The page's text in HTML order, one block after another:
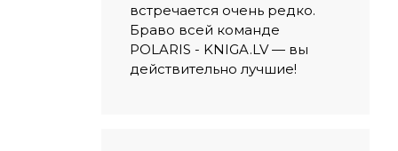
встречается очень редко.
Браво всей команде
POLARIS - KNIGA.LV — вы
действительно лучшие!